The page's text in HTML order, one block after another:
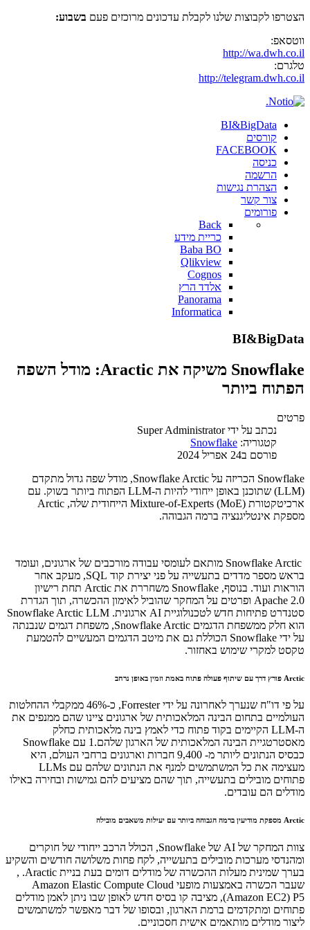
הצטרפו לקבוצות שלנו לקבלת עדכונים מרוכזים פעם בשבוע:
ווטסאפ:
http://wa.dwh.co.il
טלגרם:
http://telegram.dwh.co.il
BI&BigData
קורסים
FACEBOOK
כניסה
הרשמה
הצהרת נגישות
צור קשר
פורומים
Back
כריית מידע
Baba BO
Qlikview
Cognos
אלדד הרץ
Panorama
Informatica
BI&BigData
Snowflake משיקה את Aractic: מודל השפה
הפתוח ביותר
פרטים
נכתב על ידיSuper Administrator
קטגוריה: Snowflake
פורסם ב24 אפריל 2024
Snowflake הכריזה על Snowflake Arctic, מודל שפה גדול מתקדם
(LLM) שתוכנן באופן ייחודי להיות ה-LLM הפתוח ביותר בשוק. עם
ארכיטקטורת Mixture-of-Experts (MoE) הייחודית שלה, Arctic
מספקת אינטליגנציה ברמה הגבוהה.
Snowflake Arctic מותאם לעומסי עבודה מורכבים של ארגונים, ועומד
בראש מספר מדדים בתעשייה על פני יצירת קוד SQL, מעקב אחר
הוראות ועוד. בנוסף, Snowflake משחררת את Arctic תחת רישיון
Apache 2.0 ופרטים על המחקר שהוביל לאימון ההכשרה, תוך הגדרת
סטנדרט פתיחות חדש לטכנולוגיית AI ארגונית. Snowflake Arctic LLM
הוא חלק ממשפחת הדגמים Snowflake Arctic, משפחת דגמים שנבנתה
על ידי Snowflake הכוללת גם את מיטב הדגמים המעשיים להטמעת
טקסט למקרי שימוש באחזור.
Arctic פורץ דרך עם שיתוף פעולה פתוח באמת וזמין באופן נרחב
על פי דו"ח שנערך לאחרונה על ידי Forrester, כ-46% ממקבלי ההחלטות
העולמיים בתחום הבינה המלאכותית של ארגונים ציינו שהם ממנפים את
ה-LLM הקיימים בקוד פתוח כדי לאמץ בינה מלאכותית כחלק
מאסטרטגיית הבינה המלאכותית של הארגון שלהם.1 עם Snowflake
כבסיס הנתונים ליותר מ- 9,400 חברות וארגונים ברחבי העולם, היא
מעצימה את כל המשתמשים למנף את הנתונים שלהם עם LLMs
פתוחים מובילים בתעשייה, תוך שהם מציעים להם גמישות ובחירה באילו
מודלים הם עובדים.
Arctic מספקת מודיעין ברמה הגבוהה ביותר עם יעילות משאבים מובילה
צוות המחקר של AI של Snowflake, הכולל הרכב ייחודי של חוקרים
ומהנדסי מערכות מובילים בתעשייה, לקח פחות משלושה חודשים והשקיע
בערך שמינית מעלות ההכשרה של מודלים דומים בעת בניית Aractic. ,
שעבר הכשרה באמצעות מופעי Amazon Elastic Compute Cloud
(Amazon EC2) P5, מציבה קו בסיס חדש לאופן שבו ניתן לאמן מודלים
פתוחים ומתקדמים ברמת הארגון, ובסופו של דבר מאפשר למשתמשים
ליצור מודלים מותאמים אישית חסכוניים.